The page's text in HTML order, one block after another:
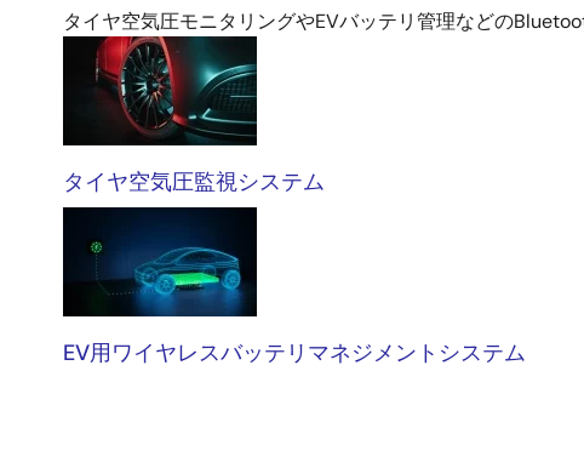
タイヤ空気圧モニタリングやEVバッテリ管理などの
タイヤ空気圧監視システム
EV用ワイヤレスバッテリマネジメントシステム